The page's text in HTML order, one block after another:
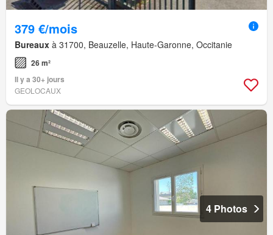
379 €/mois
Bureaux à 31700, Beauzelle, Haute-Garonne, Occitanie
26 m²
Il y a 30+ jours
GEOLOCAUX
4 Photos